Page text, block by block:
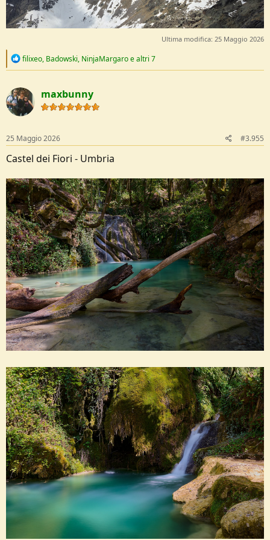
Ultima modifica: 25 Maggio 2026
R
e
c
t
i
o
s
:
filixeo, Badowski, NinjaMargaroe altri 7
maxbunny
25 Maggio 2026 #3.955
Castel dei Fiori - Umbria